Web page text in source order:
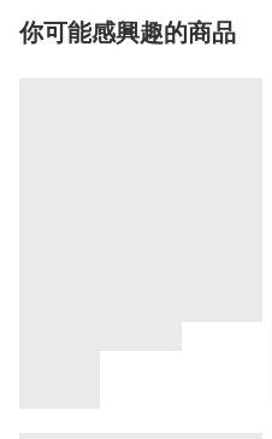
你可能感興趣的商品